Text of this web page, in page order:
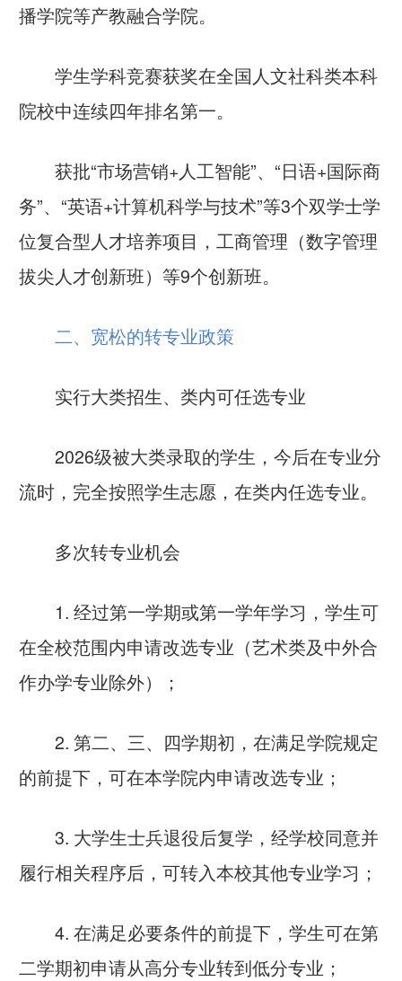
播学院等产教融合学院。
学生学科竞赛获奖在全国人文社科类本科
院校中连续四年排名第一。
获批“市场营销+人工智能”、“日语+国际商
务”、“英语+计算机科学与技术”等3个双学士学
位复合型人才培养项目，工商管理（数字管理
拔尖人才创新班）等9个创新班。
二、宽松的转专业政策
实行大类招生、类内可任选专业
2026级被大类录取的学生，今后在专业分
流时，完全按照学生志愿，在类内任选专业。
多次转专业机会
1. 经过第一学期或第一学年学习，学生可
在全校范围内申请改选专业（艺术类及中外合
作办学专业除外）；
2. 第二、三、四学期初，在满足学院规定
的前提下，可在本学院内申请改选专业；
3. 大学生士兵退役后复学，经学校同意并
履行相关程序后，可转入本校其他专业学习；
4. 在满足必要条件的前提下，学生可在第
二学期初申请从高分专业转到低分专业；